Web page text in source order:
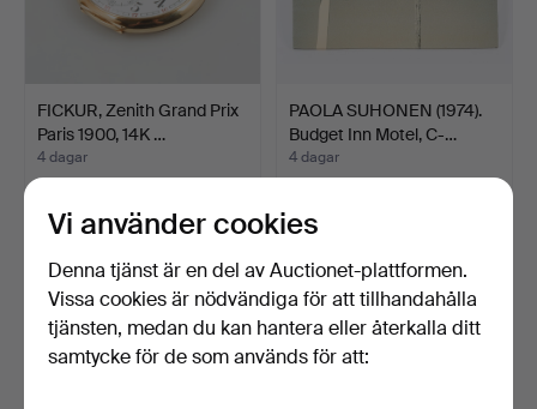
FICKUR, Zenith Grand Prix
Paris 1900, 14K …
4 dagar
2 536 USD
PAOLA SUHONEN (1974).
Budget Inn Motel, C-…
4 dagar
Vi använder cookies
Denna tjänst är en del av Auctionet-plattformen.
Vissa cookies är nödvändiga för att tillhandahålla
tjänsten, medan du kan hantera eller återkalla ditt
samtycke för de som används för att: